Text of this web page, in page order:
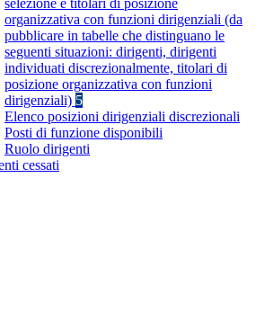
selezione e titolari di posizione
organizzativa con funzioni dirigenziali (da
pubblicare in tabelle che distinguano le
seguenti situazioni: dirigenti, dirigenti
individuati discrezionalmente, titolari di
posizione organizzativa con funzioni
dirigenziali) 5
Elenco posizioni dirigenziali discrezionali
Posti di funzione disponibili
Ruolo dirigenti
cessati